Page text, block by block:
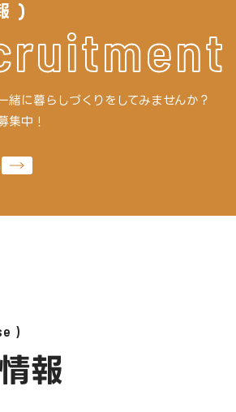
緒に暮らしづくりをしてみませんか？
集中！
報